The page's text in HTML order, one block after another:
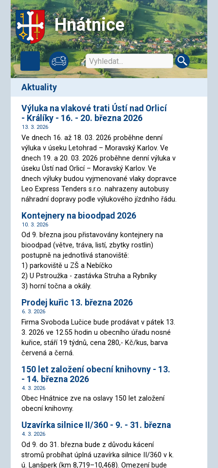
Hnátnice
aktuality
Výluka na vlakové trati Ústí nad Orlicí
- Králíky - 16. - 20. března 2026
13. 3. 2026
Ve dnech 16. až 18. 03. 2026 proběhne denní
výluka v úseku Letohrad – Moravský Karlov. Ve
dnech 19. a 20. 03. 2026 proběhne denní výluka v
úseku Ústí nad Orlicí – Moravský Karlov. Ve
dnech výluky budou vyjmenované vlaky dopravce
Leo Express Tenders s.r.o. nahrazeny autobusy
náhradní dopravy podle výlukového jízdního řádu.
Kontejnery na bioodpad 2026
10. 3. 2026
Od 9. března jsou přistavovány kontejnery na
bioodpad (větve, tráva, listí, zbytky rostlin)
postupně na jednotlivá stanoviště:
1) parkoviště u ZŠ a Nebíčko
2) U Pstroužka - zastávka Struha a Rybníky
3) horní točna a okály.
Prodej kuřic 13. března 2026
6. 3. 2026
Firma Svoboda Lučice bude prodávat v pátek 13.
3. 2026 ve 12.55 hodin u obecního úřadu nosné
kuřice, stáří 19 týdnů, cena 280,- Kč/kus, barva
červená a černá.
150 let založení obecní knihovny - 13.
- 14. března 2026
4. 3. 2026
Obec Hnátnice zve na oslavy 150 let založení
obecní knihovny.
Uzavírka silnice II/360 - 9. - 31. března
4. 3. 2026
Od 9. do 31. března bude z důvodu kácení
stromů probíhat úplná uzavírka silnice II/360 v k.
ú. Lanšperk (km 8,719–10,468). Omezení bude